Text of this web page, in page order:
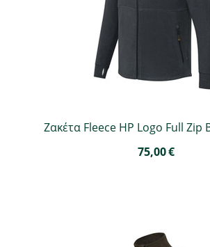
Ζακέτα Fleece HP Logo Full Zip
75,00€